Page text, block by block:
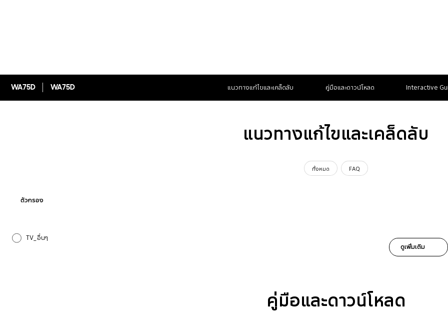
WA75D WA75D แนวทางแก้ไขและเคล็ดลับ คู่มือและดาวน์โหลด Interactive
แนวทางแก้ไขและเคล็ดลับ
ทั้งหมด FAQ
ตัวกรอง
TV_อื่นๆ
ดูเพิ่มเติม
คู่มือและดาวน์โหลด